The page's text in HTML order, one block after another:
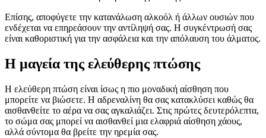
Επίσης, αποφύγετε την κατανάλωση αλκοόλ ή άλλων ουσιών που
ενδέχεται να επηρεάσουν την αντίληψή σας. Η συγκέντρωσή σας
είναι καθοριστική για την ασφάλεια και την απόλαυση του άλματος.
Η μαγεία της ελεύθερης πτώσης
Η ελεύθερη πτώση είναι ίσως η πιο μοναδική αίσθηση που
μπορείτε να βιώσετε. Η αδρεναλίνη θα σας κατακλύσει καθώς θα
αισθανθείτε το αέρα να σας αγκαλιάζει. Στις πρώτες δευτερόλεπτα,
το σώμα σας μπορεί να αισθανθεί μια ελαφριά αίσθηση χάους,
αλλά σύντομα θα βρείτε την ηρεμία σας.